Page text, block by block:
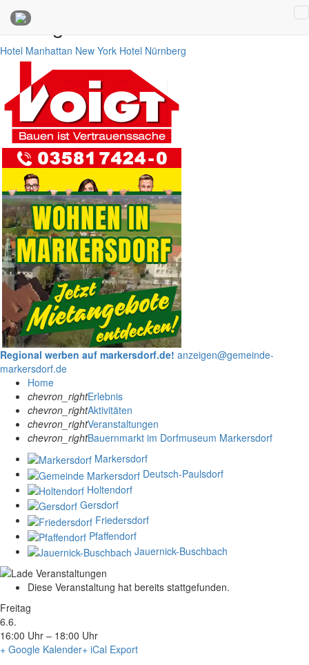
Anzeigen
Hotel Manhattan New York Hotel Nürnberg
Regional werben auf markersdorf.de! anzeigen@gemeinde-
markersdorf.de
Home
chevron_rightErlebnis
chevron_rightAktivitäten
chevron_rightVeranstaltungen
chevron_rightBauernmarkt im Dorfmuseum Markersdorf
Markersdorf
Deutsch-Paulsdorf
Holtendorf
Gersdorf
Friedersdorf
Pfaffendorf
Jauernick-Buschbach
Diese Veranstaltung hat bereits stattgefunden.
Freitag
6.6.
16:00 Uhr – 18:00 Uhr
+ Google Kalender+ iCal Export